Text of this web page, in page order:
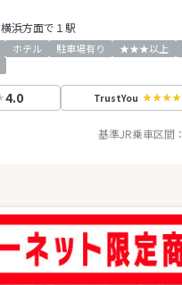
浜方面で１駅
ホテル 駐車場有り ★★★以上
4.0 TrustYou
基準JR乗車区間：